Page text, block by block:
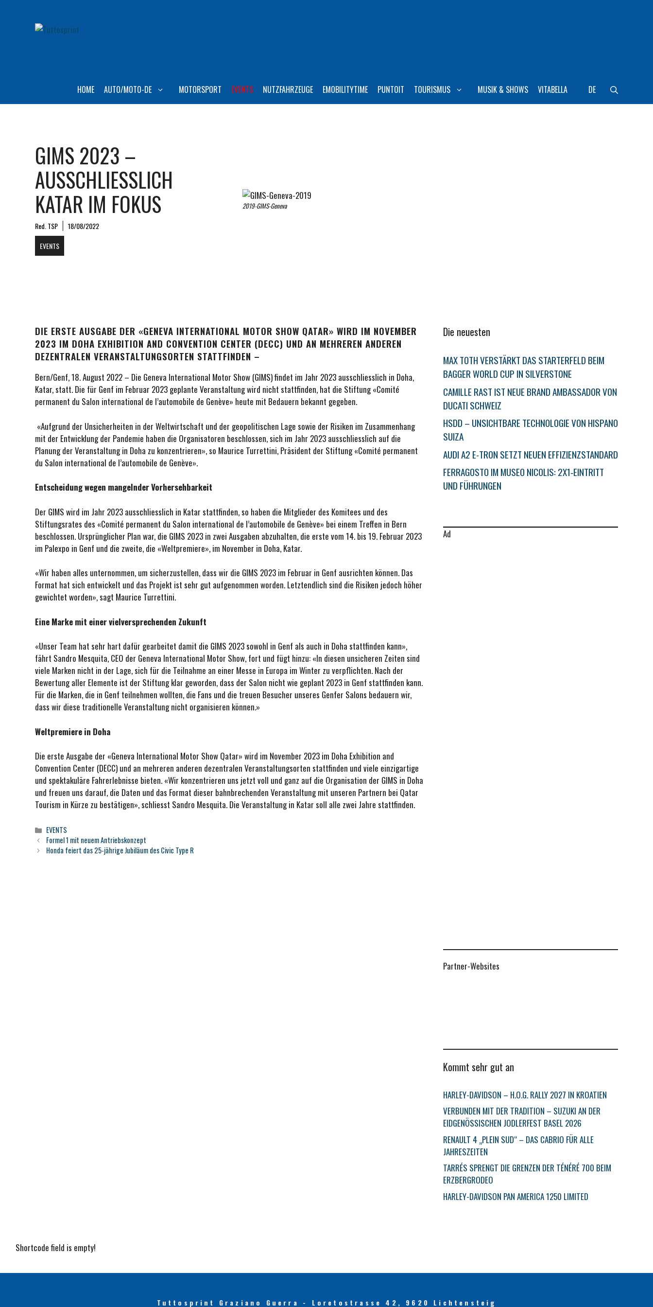
HOME AUTO/MOTO-DE MOTORSPORT EVENTS NUTZFAHRZEUGE EMOBILITYTIME PUNTOIT TOURISMUS MUSIK & SHOWS VITABELLA DE
GIMS 2023 –
AUSSCHLIESSLICH
KATAR IM FOKUS
Red. TSP
18/08/2022
EVENTS
2019-GIMS-Geneva
DIE ERSTE AUSGABE DER «GENEVA INTERNATIONAL MOTOR SHOW QATAR» WIRD IM NOVEMBER
2023 IM DOHA EXHIBITION AND CONVENTION CENTER (DECC) UND AN MEHREREN ANDEREN
DEZENTRALEN VERANSTALTUNGSORTEN STATTFINDEN –
Bern/Genf, 18. August 2022 – Die Geneva International Motor Show (GIMS) findet im Jahr 2023 ausschliesslich in Doha,
Katar, statt. Die für Genf im Februar 2023 geplante Veranstaltung wird nicht stattfinden, hat die Stiftung «Comité
permanent du Salon international de l’automobile de Genève» heute mit Bedauern bekannt gegeben.
«Aufgrund der Unsicherheiten in der Weltwirtschaft und der geopolitischen Lage sowie der Risiken im Zusammenhang
mit der Entwicklung der Pandemie haben die Organisatoren beschlossen, sich im Jahr 2023 ausschliesslich auf die
Planung der Veranstaltung in Doha zu konzentrieren», so Maurice Turrettini, Präsident der Stiftung «Comité permanent
du Salon international de l’automobile de Genève».
Entscheidung wegen mangelnder Vorhersehbarkeit
Der GIMS wird im Jahr 2023 ausschliesslich in Katar stattfinden, so haben die Mitglieder des Komitees und des
Stiftungsrates des «Comité permanent du Salon international de l’automobile de Genève» bei einem Treffen in Bern
beschlossen. Ursprünglicher Plan war, die GIMS 2023 in zwei Ausgaben abzuhalten, die erste vom 14. bis 19. Februar 2023
im Palexpo in Genf und die zweite, die «Weltpremiere», im November in Doha, Katar.
«Wir haben alles unternommen, um sicherzustellen, dass wir die GIMS 2023 im Februar in Genf ausrichten können. Das
Format hat sich entwickelt und das Projekt ist sehr gut aufgenommen worden. Letztendlich sind die Risiken jedoch höher
gewichtet worden», sagt Maurice Turrettini.
Eine Marke mit einer vielversprechenden Zukunft
«Unser Team hat sehr hart dafür gearbeitet damit die GIMS 2023 sowohl in Genf als auch in Doha stattfinden kann»,
fährt Sandro Mesquita, CEO der Geneva International Motor Show, fort und fügt hinzu: «In diesen unsicheren Zeiten sind
viele Marken nicht in der Lage, sich für die Teilnahme an einer Messe in Europa im Winter zu verpflichten. Nach der
Bewertung aller Elemente ist der Stiftung klar geworden, dass der Salon nicht wie geplant 2023 in Genf stattfinden kann.
Für die Marken, die in Genf teilnehmen wollten, die Fans und die treuen Besucher unseres Genfer Salons bedauern wir,
dass wir diese traditionelle Veranstaltung nicht organisieren können.»
Weltpremiere in Doha
Die erste Ausgabe der «Geneva International Motor Show Qatar» wird im November 2023 im Doha Exhibition and
Convention Center (DECC) und an mehreren anderen dezentralen Veranstaltungsorten stattfinden und viele einzigartige
und spektakuläre Fahrerlebnisse bieten. «Wir konzentrieren uns jetzt voll und ganz auf die Organisation der GIMS in Doha
und freuen uns darauf, die Daten und das Format dieser bahnbrechenden Veranstaltung mit unseren Partnern bei Qatar
Tourism in Kürze zu bestätigen», schliesst Sandro Mesquita. Die Veranstaltung in Katar soll alle zwei Jahre stattfinden.
Kategorien
EVENTS
Formel 1 mit neuem Antriebskonzept
Honda feiert das 25-jährige Jubiläum des Civic Type R
Die neuesten
MAX TOTH VERSTÄRKT DAS STARTERFELD BEIM
BAGGER WORLD CUP IN SILVERSTONE
CAMILLE RAST IST NEUE BRAND AMBASSADOR VON
DUCATI SCHWEIZ
HSDD – UNSICHTBARE TECHNOLOGIE VON HISPANO
SUIZA
AUDI A2 E-TRON SETZT NEUEN EFFIZIENZSTANDARD
FERRAGOSTO IM MUSEO NICOLIS: 2X1‑EINTRITT
UND FÜHRUNGEN
Ad
Partner-Websites
Kommt sehr gut an
HARLEY-DAVIDSON – H.O.G. RALLY 2027 IN KROATIEN
VERBUNDEN MIT DER TRADITION – SUZUKI AN DER
EIDGENÖSSISCHEN JODLERFEST BASEL 2026
RENAULT 4 „PLEIN SUD“ – DAS CABRIO FÜR ALLE
JAHRESZEITEN
TARRÉS SPRENGT DIE GRENZEN DER TÉNÉRÉ 700 BEIM
ERZBERGRODEO
HARLEY-DAVIDSON PAN AMERICA 1250 LIMITED
Shortcode field is empty!
Tuttosprint Graziano Guerra - Loretostrasse 42, 9620 Lichtensteig